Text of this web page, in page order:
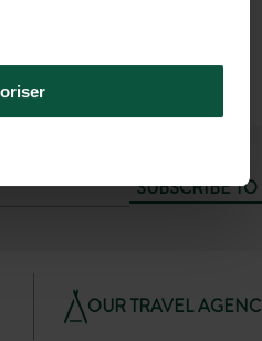
Taxi
(24 min)
SUBSCRIBE
OUR TRAVEL